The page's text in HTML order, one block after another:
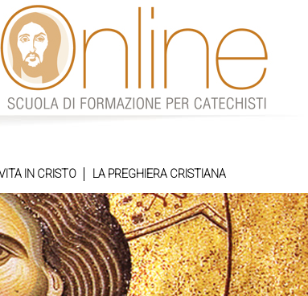
IN CRISTO LA PREGHIERA CRISTIANA